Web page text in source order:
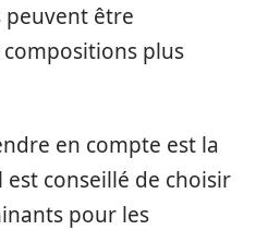
peuvent être
plus
en compte est la
conseillé de choisir
pour les